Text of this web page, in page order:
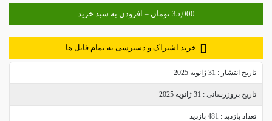
خرید اشتراک و دسترسی به تمام فایل ها
تاریخ انتشار : 31 ژانویه 2025
تاریخ بروزرسانی : 31 ژانویه 2025
تعداد بازدید : 481 بازدید